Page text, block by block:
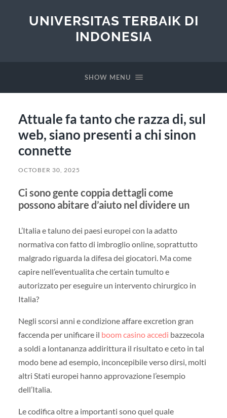
UNIVERSITAS TERBAIK DI
INDONESIA
SHOW MENU
Attuale fa tanto che razza di, sul
web, siano presenti a chi sinon
connette
OCTOBER 30, 2025
Ci sono gente coppia dettagli come
possono abitare d’aiuto nel dividere un
L’Italia e taluno dei paesi europei con la adatto
normativa con fatto di imbroglio online, soprattutto
malgrado riguarda la difesa dei giocatori. Ma come
capire nell’eventualita che certain tumulto e
autorizzato per eseguire un intervento chirurgico in
Italia?
Negli scorsi anni e condizione affare excretion gran
faccenda per unificare il boom casino accedi bazzecola
a soldi a lontananza addirittura il risultato e ceto in tal
modo bene ad esempio, inconcepibile verso dirsi, molti
altri Stati europei hanno approvazione l’esempio
dell’Italia.
Le codifica oltre a importanti sono quel quale